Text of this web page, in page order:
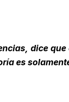
dice
es